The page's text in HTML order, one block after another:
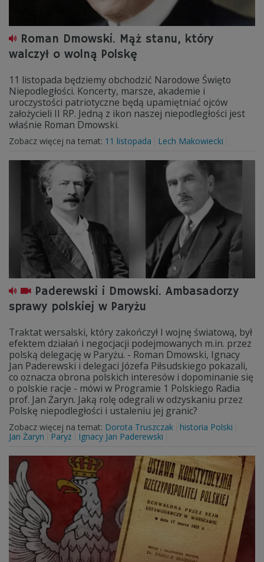
Roman Dmowski. Mąż stanu, który
walczył o wolną Polskę
11 listopada będziemy obchodzić Narodowe Święto
Niepodległości. Koncerty, marsze, akademie i
uroczystości patriotyczne będą upamiętniać ojców
założycieli II RP. Jedną z ikon naszej niepodległości jest
właśnie Roman Dmowski.
Zobacz więcej na temat: 11 listopada Lech Makowiecki
Paderewski i Dmowski. Ambasadorzy
sprawy polskiej w Paryżu
Traktat wersalski, który zakończył I wojnę światową, był
efektem działań i negocjacji podejmowanych m.in. przez
polską delegację w Paryżu. - Roman Dmowski, Ignacy
Jan Paderewski i delegaci Józefa Piłsudskiego pokazali,
co oznacza obrona polskich interesów i dopominanie się
o polskie racje - mówi w Programie 1 Polskiego Radia
prof. Jan Żaryn. Jaką rolę odegrali w odzyskaniu przez
Polskę niepodległości i ustaleniu jej granic?
Zobacz więcej na temat: Dorota Truszczak
historia Polski
Jan Żaryn
Paryż Ignacy Jan Paderewski